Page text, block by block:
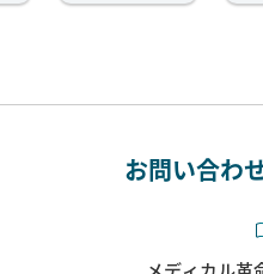
お問い合わ